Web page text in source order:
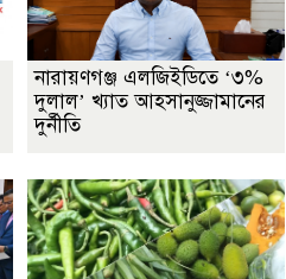
নারায়ণগঞ্জ এলজিইডিতে ‘৩%
দুলাল’ খ্যাত আহসানুজ্জামানের
দুর্নীতি